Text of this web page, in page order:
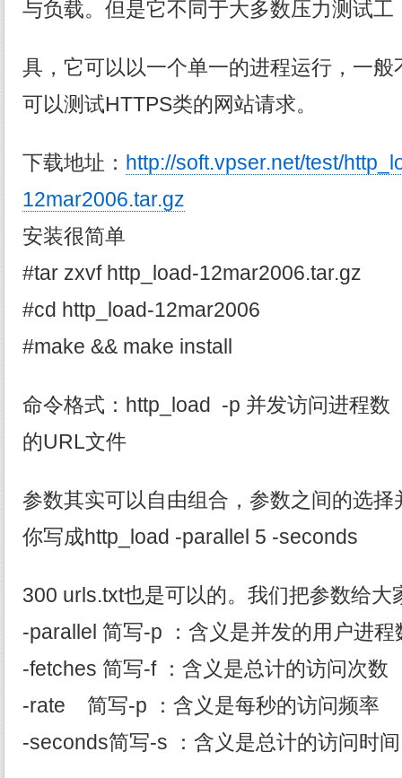
与负载。但是它不同于大多数压力测试工
具，它可以以一个单一的进程运行，一
可以测试HTTPS类的网站请求。
下载地址： http://soft.vpser.net/test/
12mar2006.tar.gz
安装很简单
#tar zxvf http_load-12mar2006.tar.gz
#cd http_load-12mar2006
#make && make install
命令格式：http_load -p 并发访问进程
的URL文件
参数其实可以自由组合，参数之间的选
你写成http_load -parallel 5 -seconds
300 urls.txt也是可以的。我们把参数给大
-parallel 简写-p ：含义是并发的用户进程
-fetches 简写-f ：含义是总计的访问次数
-rate 简写-p ：含义是每秒的访问频率
-seconds简写-s ：含义是总计的访问时间